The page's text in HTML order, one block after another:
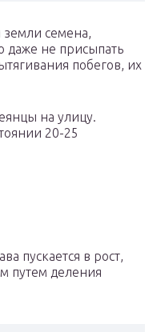
земли семена,
даже не присыпать
побегов, их
на улицу.
20-25
пускается в рост,
путем деления